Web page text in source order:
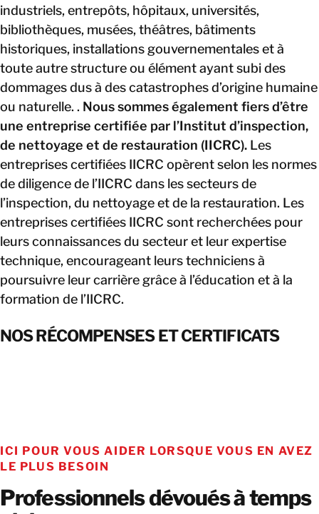
industriels, entrepôts, hôpitaux, universités,
bibliothèques, musées, théâtres, bâtiments
historiques, installations gouvernementales et à
toute autre structure ou élément ayant subi des
dommages dus à des catastrophes d’origine humaine
ou naturelle. . Nous sommes également fiers d’être
une entreprise certifiée par l’Institut d’inspection,
de nettoyage et de restauration (IICRC). Les
entreprises certifiées IICRC opèrent selon les normes
de diligence de l’IICRC dans les secteurs de
l’inspection, du nettoyage et de la restauration. Les
entreprises certifiées IICRC sont recherchées pour
leurs connaissances du secteur et leur expertise
technique, encourageant leurs techniciens à
poursuivre leur carrière grâce à l’éducation et à la
formation de l’IICRC.
NOS RÉCOMPENSES ET CERTIFICATS
ICI POUR VOUS AIDER LORSQUE VOUS EN AVEZ
LE PLUS BESOIN
Professionnels dévoués à temps